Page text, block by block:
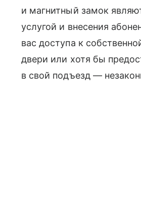
и магнитный замок
услугой и внесения
вас доступа к
двери или хотя бы
в свой подъезд —